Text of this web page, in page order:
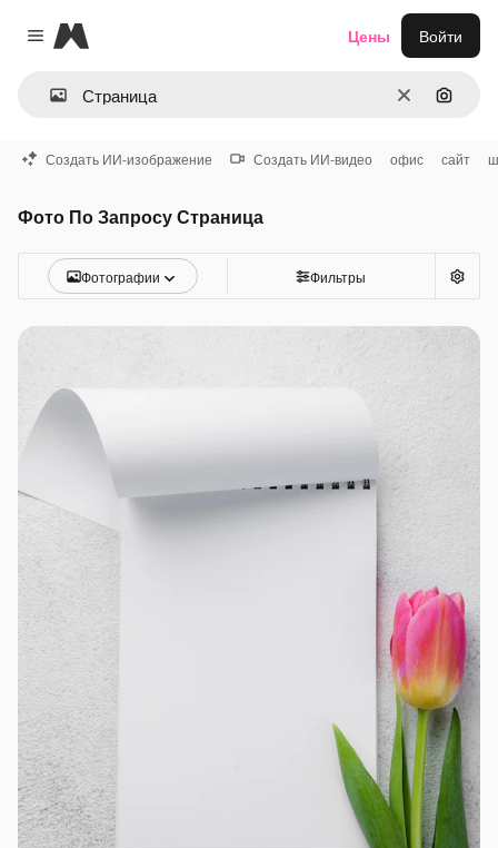
Close menu
Magnific
ОчиститьПоиск
Цены Войти
Создать ИИ-изображение Создать ИИ-видео офис сайт
Фото По Запросу Страница
Фотографии Фильтры